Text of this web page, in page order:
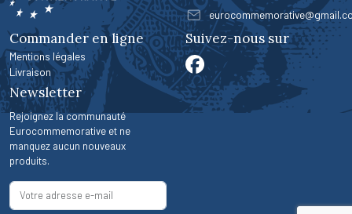
Commander en ligne
Mentions légales
Livraison
Suivez-nous sur
Newsletter
Rejoignez la communauté
Eurocommemorative et ne
manquez aucun nouveaux
produits.